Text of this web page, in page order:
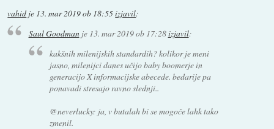
vahid je 13. mar 2019 ob 18:55izjavil:
Saul Goodmanje 13. mar 2019 ob 17:28izjavil:
kakšnih milenijskih standardih? kolikor je meni
jasno, milenijci danes učijo baby boomerje in
generacijo X informacijske abecede. bedarije pa
ponavadi stresajo ravno slednji..
@neverlucky: ja, v butalah bi se mogoče lahk tako
zmenil.